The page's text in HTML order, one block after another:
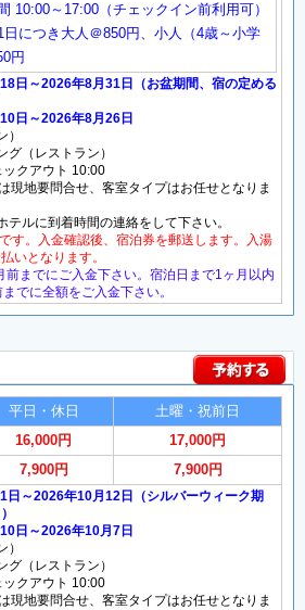
10:00～17:00（チェックイン前利用可）
日につき大人＠850円、小人（4歳～小学
円
日～2026年8月31日（お盆期間、宿の定める
日～2026年8月26日
（レストラン）
クアウト 10:00
現地要問合せ、客室タイプはお任せとなりま
ルに到着時間の連絡をして下さい。
す。入金確認後、宿泊券を郵送します。入湯
いとなります。
までにご入金下さい。宿泊日まで1ヶ月以内
でに全額をご入金下さい。
平日・休日
土曜・祝前日
16,000円
17,000円
7,900円 7,900円
日～2026年10月12日（シルバーウィーク期
日～2026年10月7日
（レストラン）
クアウト 10:00
現地要問合せ、客室タイプはお任せとなりま